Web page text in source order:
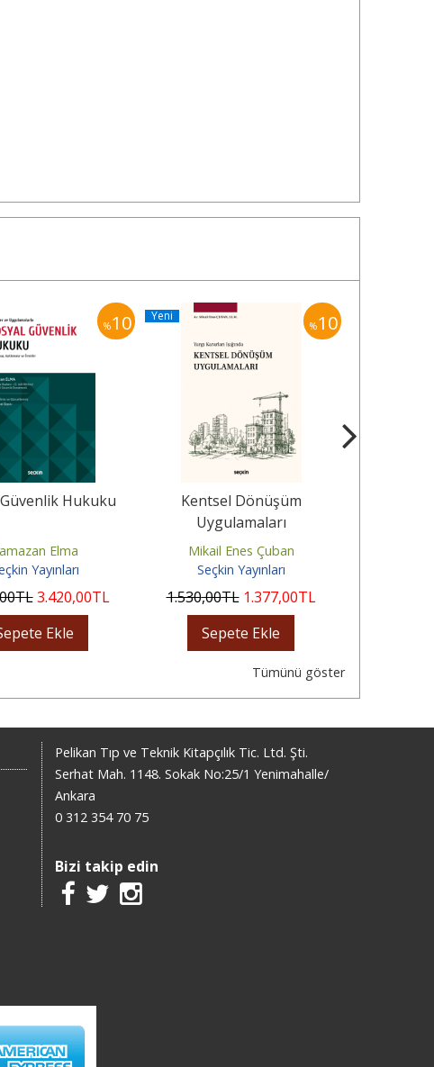
%10
Hukuku
Elma
Yayınları
TL 3.420,00TL
Ekle
%10
Yeni
Kentsel Dönüşüm
Uygulamaları
Mikail Enes Çuban
Seçkin Yayınları
1.530,00TL 1.377,00TL
Sepete Ekle
Tümünü göster
Pelikan Tıp ve Teknik Kitapçılık Tic. Ltd. Şti.
Serhat Mah. 1148. Sokak No:25/1 Yenimahalle/
Ankara
0 312 354 70 75
Bizi takip edin